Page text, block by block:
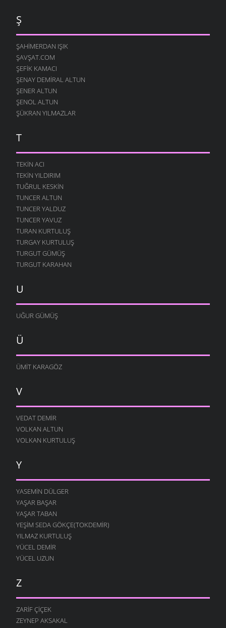
Ş
ŞAHIMERDAN IŞIK
ŞAVŞAT.COM
ŞEFIK KAMACI
ŞENAY DEMIRAL ALTUN
ŞENER ALTUN
ŞENOL ALTUN
ŞÜKRAN YILMAZLAR
T
TEKIN ACI
TEKIN YILDIRIM
TUĞRUL KESKIN
TUNCER ALTUN
TUNCER YALDUZ
TUNCER YAVUZ
TURAN KURTULUŞ
TURGAY KURTULUŞ
TURGUT GÜMÜŞ
TURGUT KARAHAN
U
UĞUR GÜMÜŞ
Ü
ÜMIT KARAGÖZ
V
VEDAT DEMIR
VOLKAN ALTUN
VOLKAN KURTULUŞ
Y
YASEMIN DÜLGER
YAŞAR BAŞAR
YAŞAR TABAN
YEŞIM SEDA GÖKÇE(TOKDEMIR)
YILMAZ KURTULUŞ
YÜCEL DEMIR
YÜCEL UZUN
Z
ZARIF ÇIÇEK
ZEYNEP AKSAKAL